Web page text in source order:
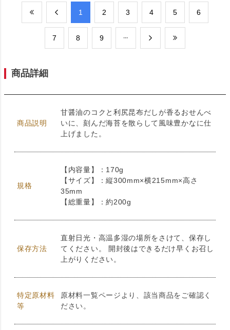
​1 ​2 ​3 ​4 ​5 ​6
​7 ​8 ​9
商品詳細
商品説明
甘醤油のコクと利尻昆布だしが香るおせんべ
いに、刻んだ海苔を散らして風味豊かなに仕
上げました。
規格
【内容量】：170g
【サイズ】：縦300mm×横215mm×高さ
35mm
【総重量】：約200g
保存方法
直射日光・高温多湿の場所をさけて、保存し
てください。 開封後はできるだけ早くお召し
上がりください。
特定原材料
等
原材料一覧ページより、該当商品をご確認く
ださい。